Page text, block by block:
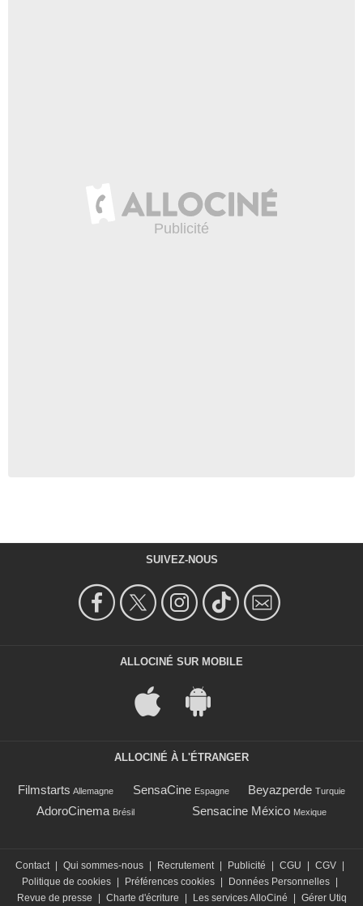
SUIVEZ-NOUS
ALLOCINÉ SUR MOBILE
ALLOCINÉ À L'ÉTRANGER
Filmstarts Allemagne SensaCine Espagne Beyazperde Turquie
AdoroCinema Brésil Sensacine México Mexique
Contact Qui sommes-nous Recrutement Publicité CGU CGV
Politique de cookies
Préférences cookies Données Personnelles
Revue de presse
Charte d'écriture Les services AlloCiné Gérer Utiq